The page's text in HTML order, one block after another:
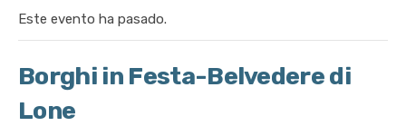
Este evento ha pasado.
Borghi in Festa-Belvedere di
Lone